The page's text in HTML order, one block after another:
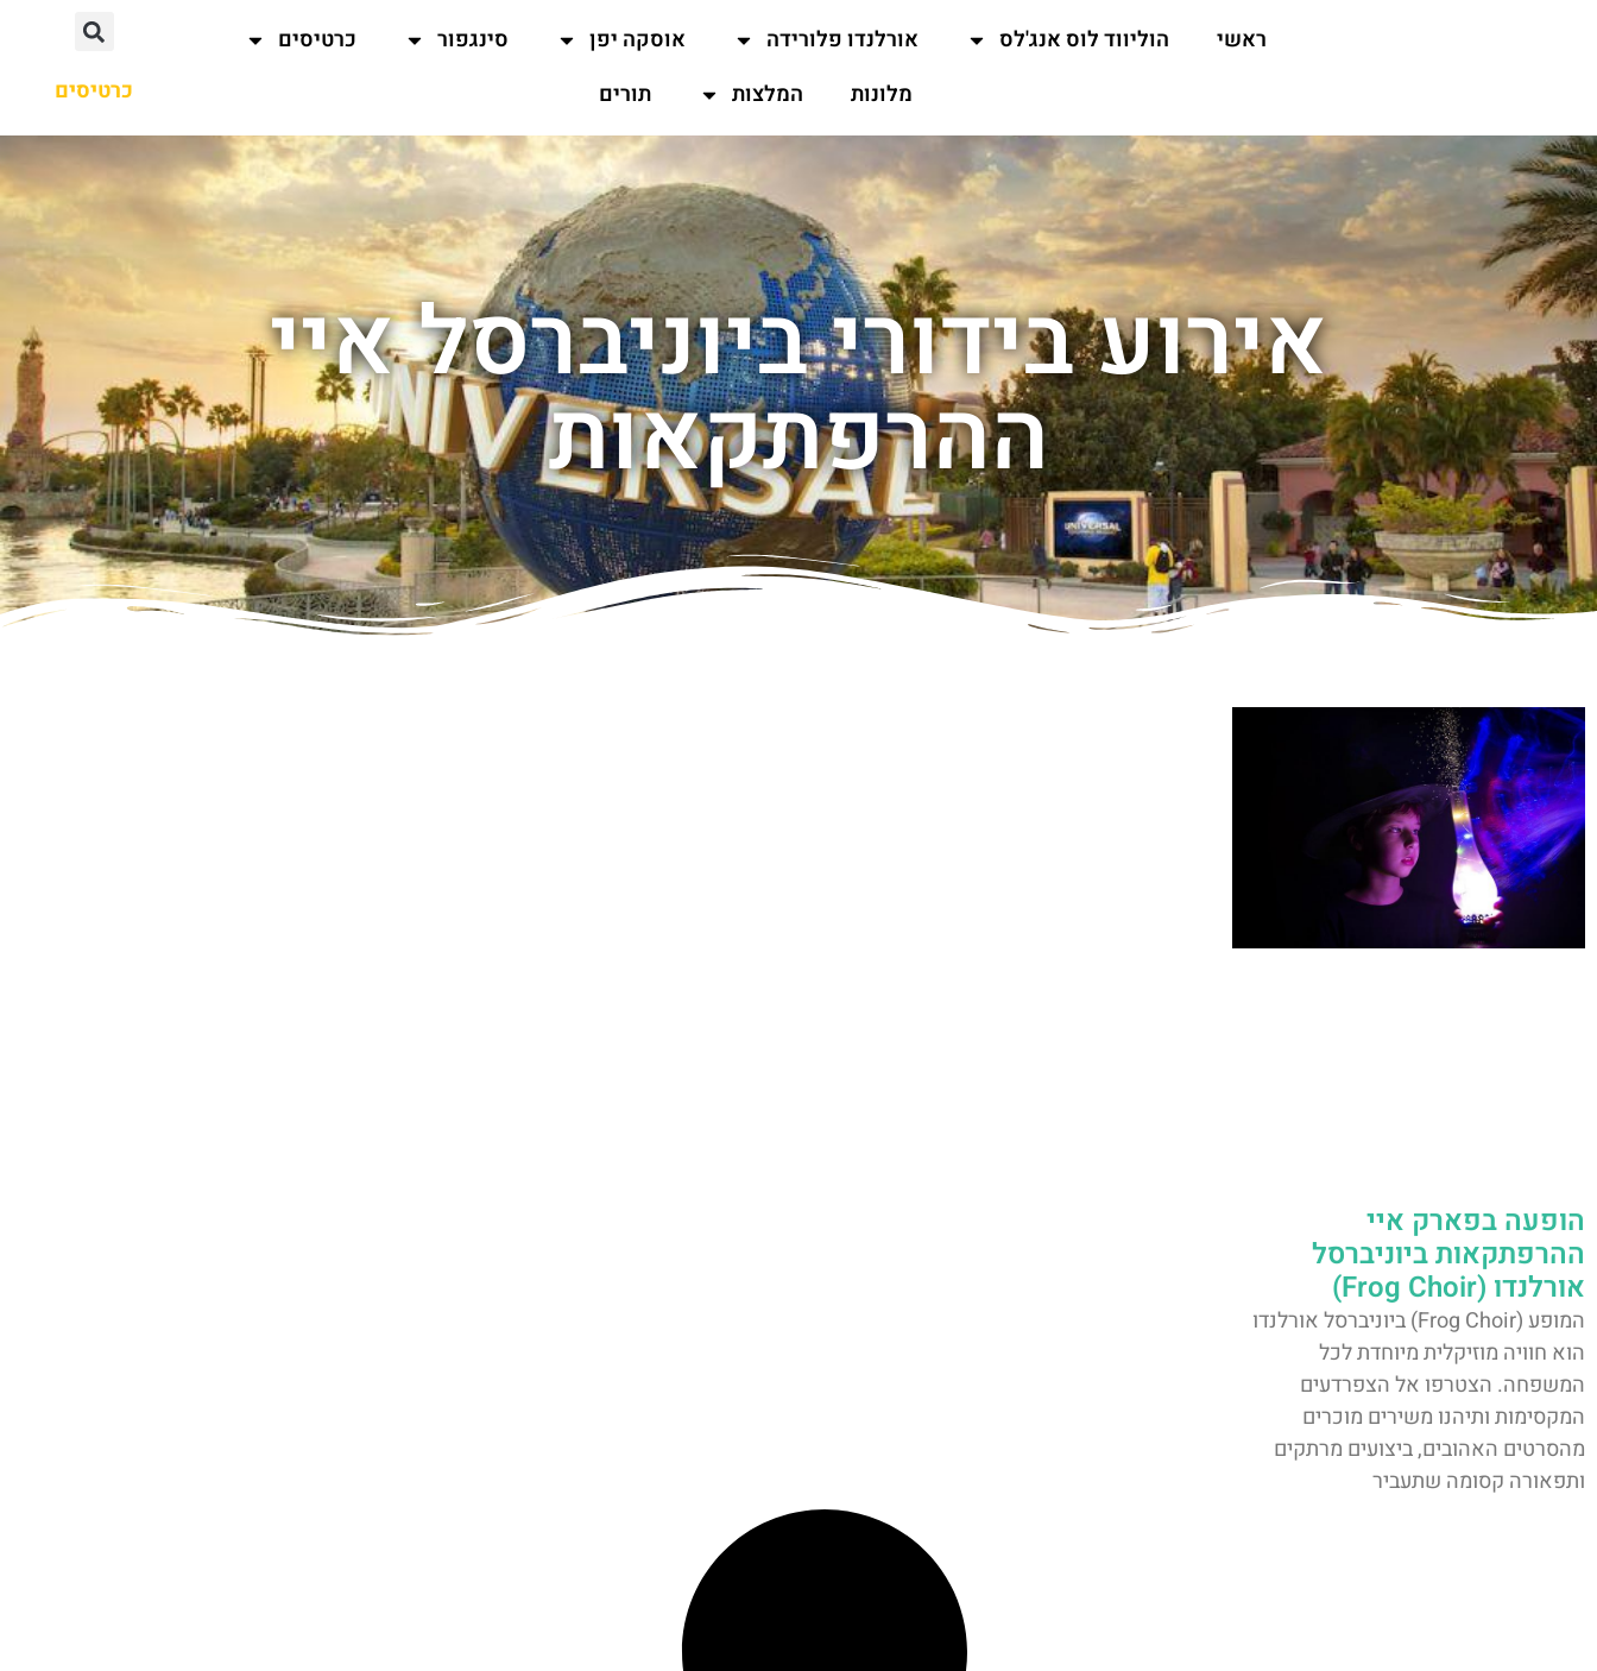
ראשי הוליווד לוס אנג'לס אורלנדו פלורידה אוסקה יפן סינגפור
כרטיסים
מלונות
המלצות תורים כרטיסים
אירוע בידורי ביוניברסל איי
ההרפתקאות
הופעה בפארק איי
ההרפתקאות ביוניברסל
אורלנדו (Frog Choir)
המופע (Frog Choir) ביוניברסל אורלנדו
הוא חוויה מוזיקלית מיוחדת לכל
המשפחה. הצטרפו אל הצפרדעים
המקסימות ותיהנו משירים מוכרים
מהסרטים האהובים, ביצועים מרתקים
ותפאורה קסומה שתעביר